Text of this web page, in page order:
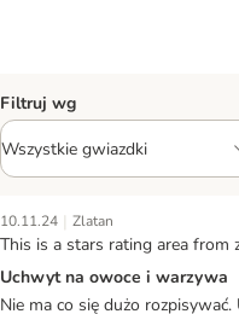
Filtruj wg
10.11.24 | Zlatan
This is a stars rating area from
Uchwyt na owoce i warzywa
Nie ma co się dużo